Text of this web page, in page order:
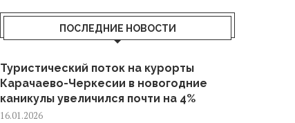
ПОСЛЕДНИЕ НОВОСТИ
Туристический поток на курорты
Карачаево-Черкесии в новогодние
каникулы увеличился почти на 4%
16.01.2026